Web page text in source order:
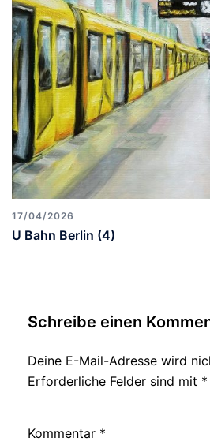
17/04/2026
U Bahn Berlin (4)
Schreibe einen
Deine E-Mail-Adresse wird
Erforderliche Felder sind mit *
Kommentar *